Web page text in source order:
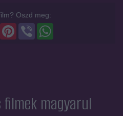
Oszd meg:
Viber
Pinterest
X
magyarul